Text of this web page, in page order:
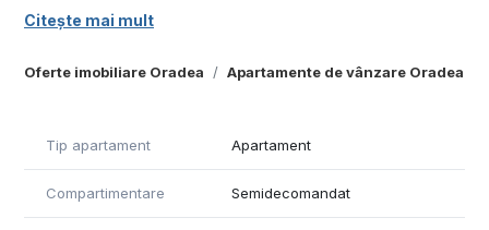
Oferte imobiliare Oradea Apartamente de vânzare Oradea
Suprafață utilă: 34 mp.
Suprafață construită: 43 mp.
Pret: 64.800 EURO Negociabil
Citește mai mult
Tip apartament Apartament
Compartimentare Semidecomandat